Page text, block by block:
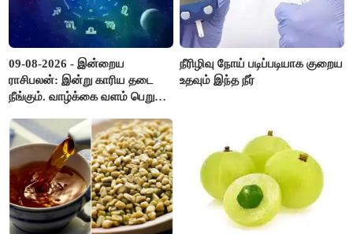
09-08-2026 - இன்றைய
ராசிபலன்: இன்று காரிய தடை
நீங்கும். வாழ்க்கை வளம் பெறும்.
எடைபோடுவது நல்லது..!
நீரிழிவு நோய் படிப்படியாக குறைய
உதவும் இந்த நீர்